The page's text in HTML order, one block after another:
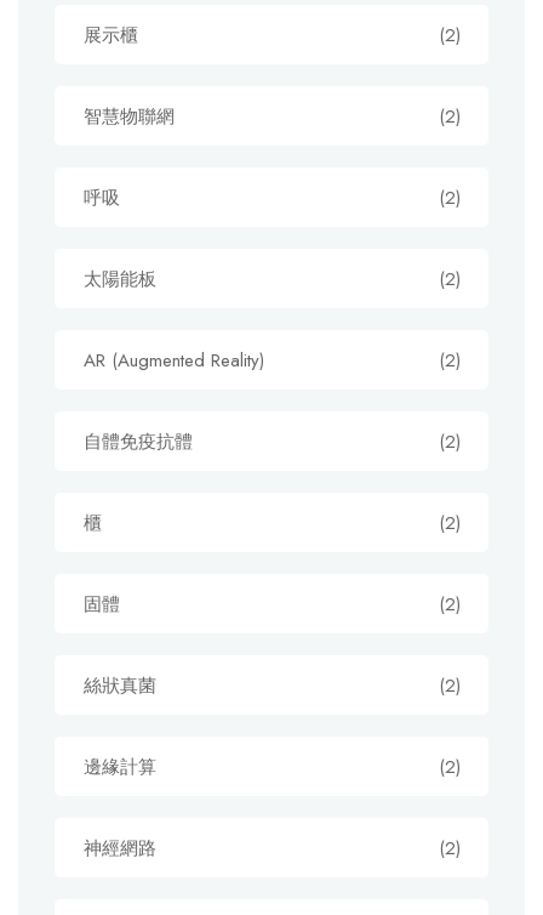
展示櫃 (2)
智慧物聯網 (2)
呼吸 (2)
太陽能板 (2)
AR (Augmented Reality) (2)
自體免疫抗體 (2)
櫃 (2)
固體 (2)
絲狀真菌 (2)
邊緣計算 (2)
神經網路 (2)